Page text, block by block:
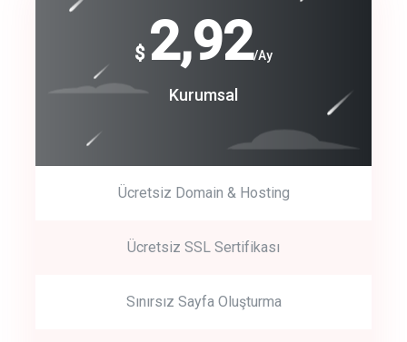
track energy costs
Get Started
Start by trying our service for 30 days free trial no credit card
$ 2,92/Ay
Kurumsal
Ücretsiz Domain & Hosting
Ücretsiz SSL Sertifikası
Sınırsız Sayfa Oluşturma
$
240
Coroprate